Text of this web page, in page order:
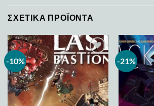
ΣΧΕΤΙΚΆ ΠΡΟΪΌΝΤΑ
-10%
Add to
wishlist
-21%